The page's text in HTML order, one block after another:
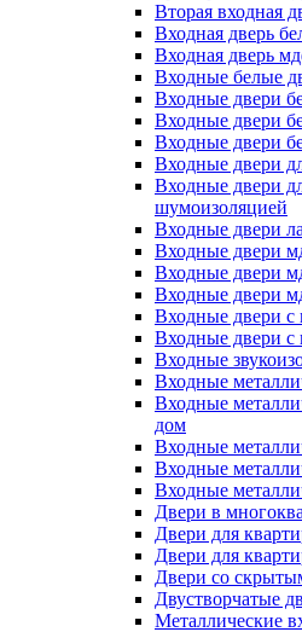
Вторая входная
Входная дверь
Входная дверь
Входные белые
Входные двери
Входные двери
Входные двери
Входные двери
Входные двери
шумоизоляцией
Входные двери
Входные двери
Входные двери
Входные двери
Входные двери с
Входные двери
Входные
Входные
Входные
дом
Входные
Входные
Входные
Двери в
Двери для
Двери для
Двери со
Двустворчатые
Металлические